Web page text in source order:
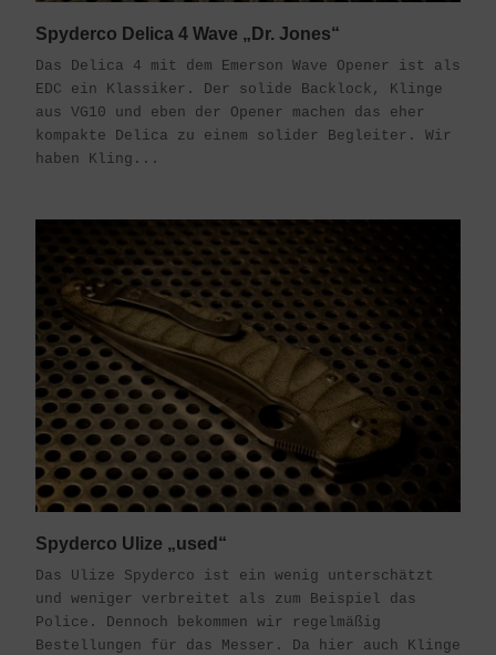
Spyderco Delica 4 Wave „Dr. Jones“
Das Delica 4 mit dem Emerson Wave Opener ist als
EDC ein Klassiker. Der solide Backlock, Klinge
aus VG10 und eben der Opener machen das eher
kompakte Delica zu einem solider Begleiter. Wir
haben Kling...
Spyderco Ulize „used“
Das Ulize Spyderco ist ein wenig unterschätzt
und weniger verbreitet als zum Beispiel das
Police. Dennoch bekommen wir regelmäßig
Bestellungen für das Messer. Da hier auch Klinge